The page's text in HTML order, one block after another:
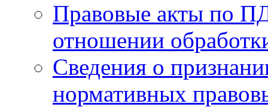
Правовые акты по
отношении
Сведения о
нормативных